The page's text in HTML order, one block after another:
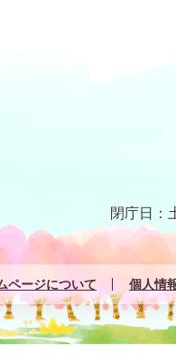
閉庁日：
ページについて 個人情